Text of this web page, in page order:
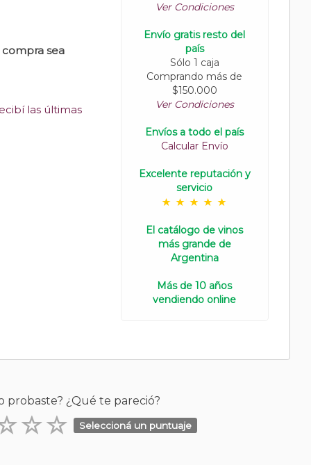
sea
las últimas
Ver Condiciones
Envío gratis resto del
país
Sólo 1 caja
Comprando más de
$150.000
Ver Condiciones
Envíos a todo el país
Calcular Envío
Excelente reputación y
servicio
El catálogo de vinos
más grande de
Argentina
Más de 10 años
vendiendo online
probaste? ¿Qué te pareció?
Seleccioná un puntuaje